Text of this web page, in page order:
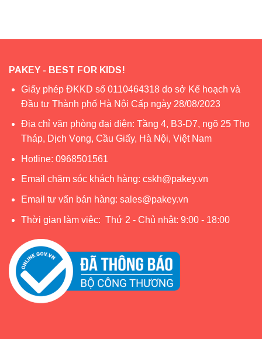
PAKEY - BEST FOR KIDS!
Giấy phép ĐKKD số 0110464318 do sở Kế hoạch và
Đầu tư Thành phố Hà Nội Cấp ngày 28/08/2023
Địa chỉ văn phòng đại diện: Tầng 4, B3-D7, ngõ 25 Thọ
Tháp, Dịch Vọng, Cầu Giấy, Hà Nội, Việt Nam
Hotline: 0968501561
Email chăm sóc khách hàng: cskh@pakey.vn
Email tư vấn bán hàng: sales@pakey.vn
Thời gian làm việc: Thứ 2 - Chủ nhật: 9:00 - 18:00